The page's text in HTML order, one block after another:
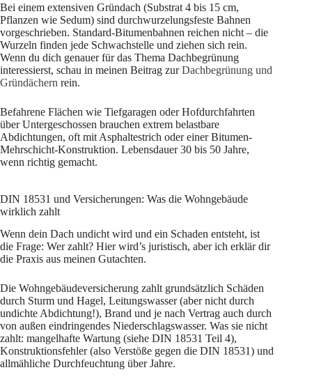
Bei einem extensiven Gründach (Substrat 4 bis 15 cm,
Pflanzen wie Sedum) sind durchwurzelungsfeste Bahnen
vorgeschrieben. Standard-Bitumenbahnen reichen nicht – die
Wurzeln finden jede Schwachstelle und ziehen sich rein.
Wenn du dich genauer für das Thema Dachbegrünung
interessierst, schau in meinen Beitrag zurDachbegrünung und
Gründächern rein.
Befahrene Flächen wie Tiefgaragen oder Hofdurchfahrten
über Untergeschossen brauchen extrem belastbare
Abdichtungen, oft mit Asphaltestrich oder einer Bitumen-
Mehrschicht-Konstruktion. Lebensdauer 30 bis 50 Jahre,
wenn richtig gemacht.
DIN 18531 und Versicherungen: Was die Wohngebäude
wirklich zahlt
Wenn dein Dach undicht wird und ein Schaden entsteht, ist
die Frage: Wer zahlt? Hier wird’s juristisch, aber ich erklär dir
die Praxis aus meinen Gutachten.
Die Wohngebäudeversicherung zahlt grundsätzlich Schäden
durch Sturm und Hagel, Leitungswasser (aber nicht durch
undichte Abdichtung!), Brand und je nach Vertrag auch durch
von außen eindringendes Niederschlagswasser. Was sie nicht
zahlt: mangelhafte Wartung (siehe DIN 18531 Teil 4),
Konstruktionsfehler (also Verstöße gegen die DIN 18531) und
allmähliche Durchfeuchtung über Jahre.